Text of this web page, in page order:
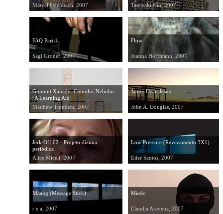
Marcel Odenbach, 2007
Tatewaki Nio, 2007
FAQ Part 1
Sagi Groner, 2007
Flow
Joanna Hoffmann, 2007
Gumnut Xanadu: Cumulus Nebulus
[A Learning Aid]
Matthew Tumbers, 2007
James Dean Jesus
John A. Douglas, 2007
Jerk Off 02 - Projeto dízima
periódica
Alice Miceli, 2007
Low Pressure (Revezamento 3X1)
Eder Santos, 2007
Maang (Message Stick)
r e a, 2007
Miedo
Claudia Aravena, 2007